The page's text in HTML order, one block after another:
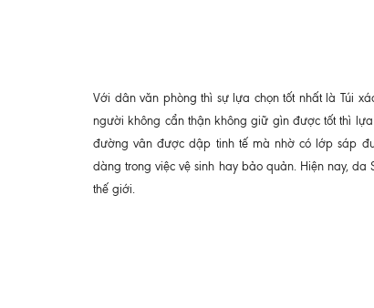
Với dân văn phòng thì sự lựa chọn tốt nhất là Túi
người không cẩn thận không giữ gìn được tốt thì
đường vân được dập tinh tế mà nhờ có lớp sáp
dàng trong việc vệ sinh hay bảo quản. Hiện nay,
thế giới.